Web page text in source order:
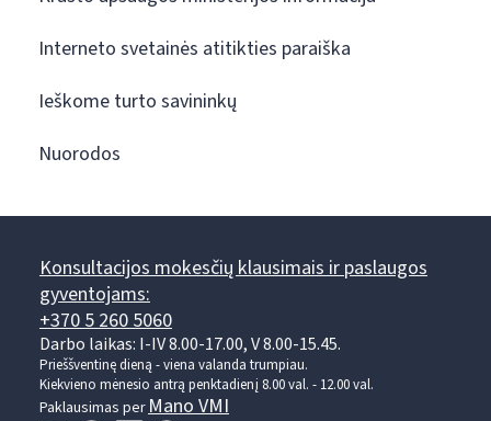
Interneto svetainės atitikties paraiška
Ieškome turto savininkų
Nuorodos
Konsultacijos mokesčių klausimais ir paslaugos
gyventojams:
+370 5 260 5060
Darbo laikas: I-IV 8.00-17.00, V 8.00-15.45.
Prieššventinę dieną - viena valanda trumpiau.
Kiekvieno mėnesio antrą penktadienį 8.00 val. - 12.00 val.
Paklausimas perMano VMI